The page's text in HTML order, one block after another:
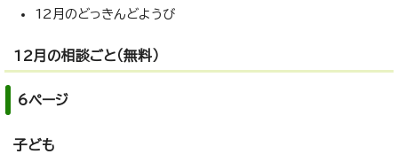
12月のどっきんどようび
12月の相談ごと（無料）
6ページ
子ども